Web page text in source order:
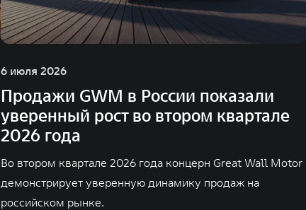
6 июля 2026
Продажи GWM в России показали
уверенный рост во втором квартале
2026 года
Во втором квартале 2026 года концерн Great Wall Motor
демонстрирует уверенную динамику продаж на
российском рынке.